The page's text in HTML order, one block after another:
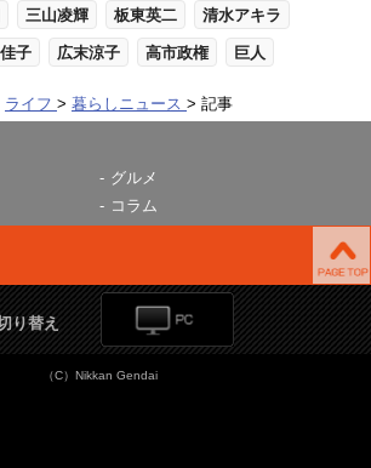
三山凌輝 板東英二 清水アキラ
子 広末涼子 高市政権 巨人
ライフ 暮らしニュース 記事
グルメ
コラム
り替え
（C）Nikkan Gendai